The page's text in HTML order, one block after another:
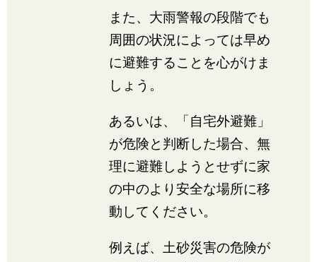
また、大雨警報の段階でも
周囲の状況によっては早め
に避難することを心がけま
しょう。
あるいは、「自宅外避難」
が危険と判断した場合、無
理に避難しようとせずに家
の中のより安全な場所に移
動してください。
例えば、土砂災害の危険が